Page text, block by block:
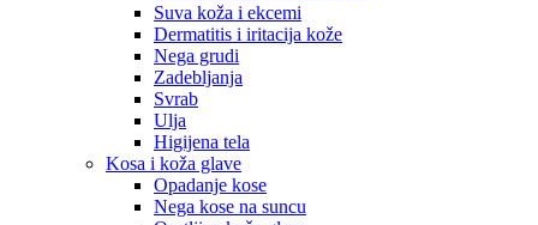
Suva koža i ekcemi
Dermatitis i iritacija kože
Nega grudi
Zadebljanja
Svrab
Ulja
Higijena tela
Kosa i koža glave
Opadanje kose
Nega kose na suncu